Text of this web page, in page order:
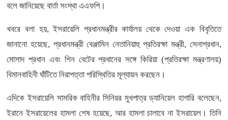
বলে জানিয়েছে বার্তা সংস্থা এএফপি।
খবরে বলা হয়, ইসরায়েলি প্রধানমন্ত্রীর কার্যালয় থেকে দেওয়া এক বিবৃতিতে
জানানো হয়েছে, প্রধানমন্ত্রী বেঞ্জামিন নেতানিয়াহু প্রতিরক্ষা মন্ত্রী, সেনাপ্রধান,
মোসাদ প্রধান এবং শিন বেটের প্রধানের সঙ্গে কিরিয়া (প্রতিরক্ষা মন্ত্রণালয়)
বিমানবাহিনী ঘাঁটিতে নিরাপত্তা পরিস্থিতির মূল্যায়ন করছেন।
এদিকে ইসরায়েলি সামরিক বাহিনীর সিনিয়র মুখপাত্র ড্যানিয়েল হাগারি বলেছেন,
ইরানে ইসরায়েলের হামলা শেষ হয়েছে, আর হামলা চালাবে না ইসরায়েল। তিনি